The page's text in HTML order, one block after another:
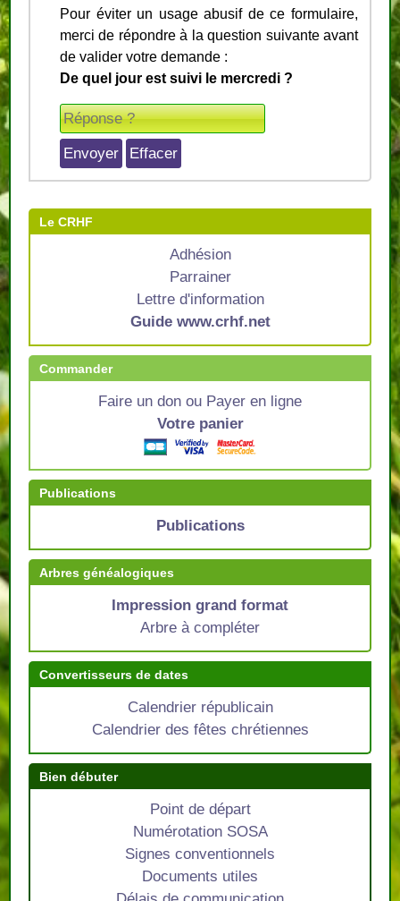
Pour éviter un usage abusif de ce formulaire,
merci de répondre à la question suivante avant
de valider votre demande :
De quel jour est suivi le mercredi ?
Le CRHF
Adhésion
Parrainer
Lettre d'information
Guide www.crhf.net
Commander
Faire un don ou Payer en ligne
Votre panier
Publications
Publications
Arbres généalogiques
Impression grand format
Arbre à compléter
Convertisseurs de dates
Calendrier républicain
Calendrier des fêtes chrétiennes
Bien débuter
Point de départ
Numérotation SOSA
Signes conventionnels
Documents utiles